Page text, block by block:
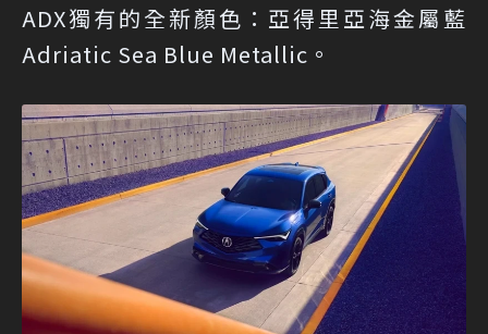
ADX獨有的全新顏色：亞得里亞海金屬藍
Adriatic Sea Blue Metallic。